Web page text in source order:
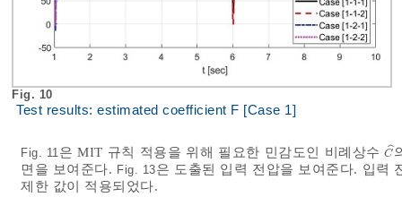
Fig. 10
Test results: estimated coefficient F [Case 1]
Fig. 11 은 MIT 규칙 적용을 위해 필요한 민감도인 비례상수C
ˆ
C^
면을 보여준다. Fig. 13은 도출된 입력 전압을 보여준다. 입력
제한 값이 적용되었다.